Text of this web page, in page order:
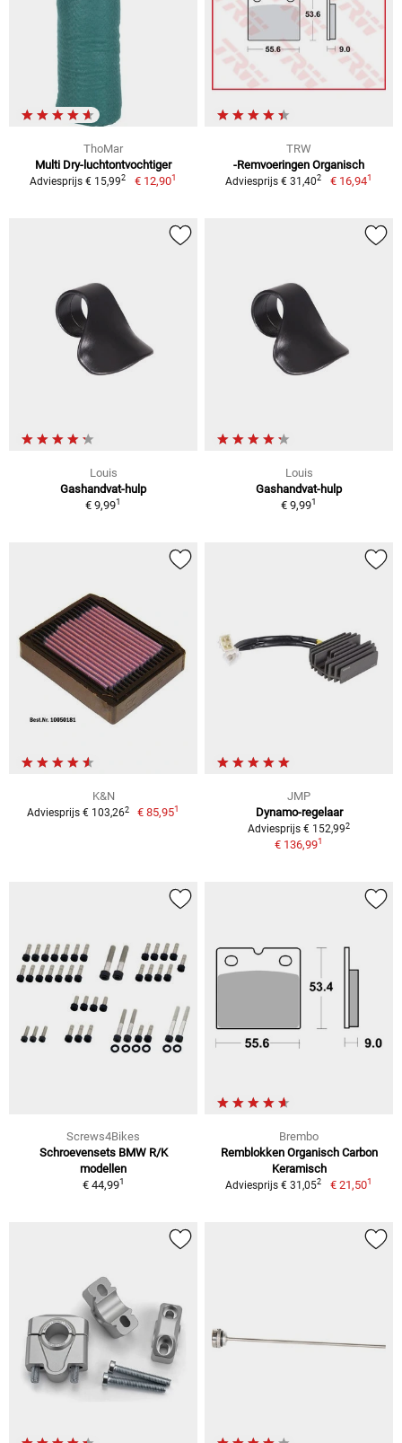
ThoMar
Multi Dry-luchtontvochtiger
Adviesprijs € 15,992 € 12,901
TRW
-Remvoeringen Organisch
Adviesprijs € 31,402 € 16,941
Louis
Gashandvat-hulp
€ 9,991
Louis
Gashandvat-hulp
€ 9,991
K&N
Adviesprijs € 103,262 € 85,951
JMP
Dynamo-regelaar
Adviesprijs € 152,992
€ 136,991
Screws4Bikes
Schroevensets BMW R/K
modellen
€ 44,991
Brembo
Remblokken Organisch Carbon
Keramisch
Adviesprijs € 31,052 € 21,501